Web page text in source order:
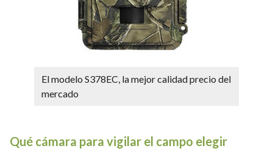
El modelo S378EC, la mejor calidad precio del
mercado
Qué cámara para vigilar el campo elegir